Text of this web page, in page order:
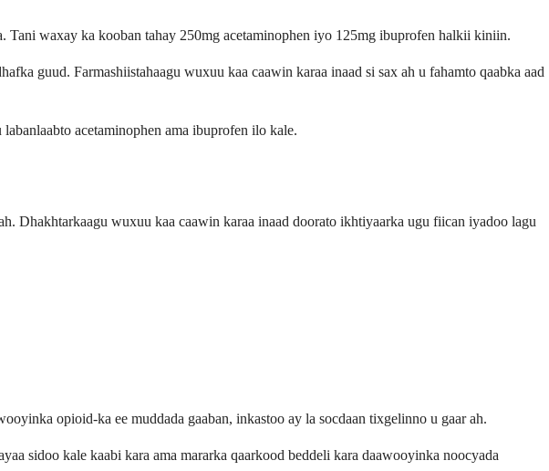
Tani waxay ka kooban tahay 250mg acetaminophen iyo 125mg ibuprofen halkii kiniin.
guud. Farmashiistahaagu wuxuu kaa caawin karaa inaad si sax ah u fahamto qaabka aad
acetaminophen ama ibuprofen ilo kale.
Dhakhtarkaagu wuxuu kaa caawin karaa inaad doorato ikhtiyaarka ugu fiican iyadoo lagu
opioid-ka ee muddada gaaban, inkastoo ay la socdaan tixgelinno u gaar ah.
sidoo kale kaabi kara ama mararka qaarkood beddeli kara daawooyinka noocyada